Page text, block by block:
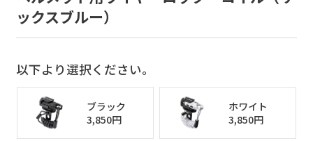
ブラック
3,850円
ホワイト
3,850円
ブラック
3,850円
ホワイト
3,850円
ブラック
3,850円
ホワイト
3,850円
ックスブルー）
以下より選択ください。
ブラック
3,850円
ホワイト
3,850円